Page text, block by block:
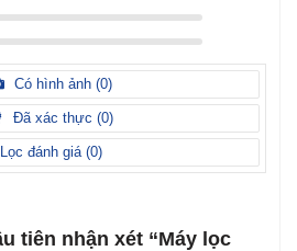
Có hình ảnh (0)
Đã xác thực (0)
Lọc đánh giá (0)
tiên nhận xét “Máy lọc